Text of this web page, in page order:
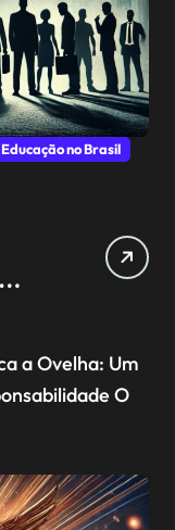
Educação no Brasil
a Ovelha: Um
O